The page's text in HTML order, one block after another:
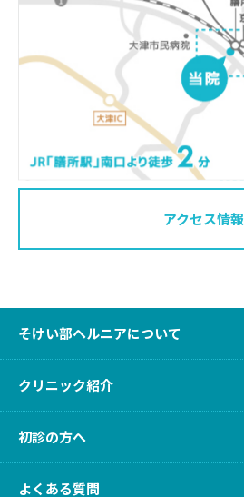
アクセス情報
そけい部ヘルニアについて
クリニック紹介
初診の方へ
よくある質問